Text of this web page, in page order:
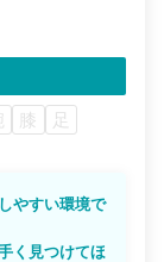
膝 足
やすい環境で
く見つけてほ